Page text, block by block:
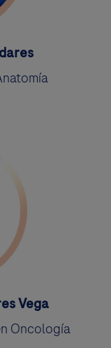
Vega
Oncología